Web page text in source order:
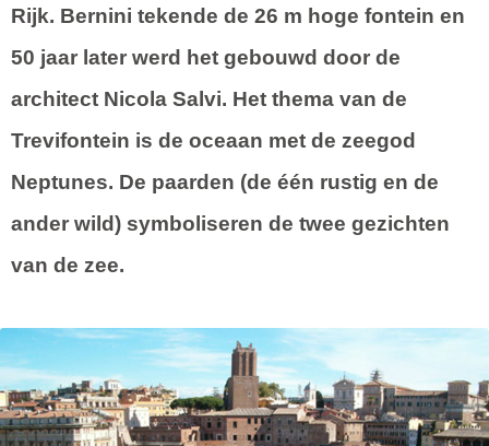
Rijk. Bernini tekende de 26 m hoge fontein en
50 jaar later werd het gebouwd door de
architect Nicola Salvi. Het thema van de
Trevifontein is de oceaan met de zeegod
Neptunes. De paarden (de één rustig en de
ander wild) symboliseren de twee gezichten
van de zee.